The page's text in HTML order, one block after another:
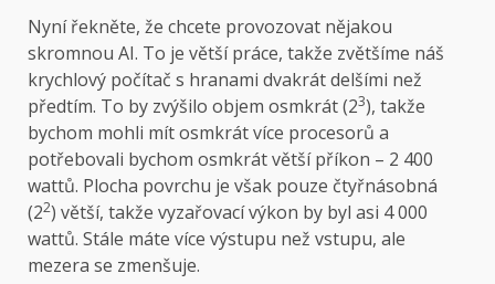
Nyní řekněte, že chcete provozovat nějakou
skromnou AI. To je větší práce, takže zvětšíme náš
krychlový počítač s hranami dvakrát delšími než
předtím. To by zvýšilo objem osmkrát (23), takže
bychom mohli mít osmkrát více procesorů a
potřebovali bychom osmkrát větší příkon – 2 400
wattů. Plocha povrchu je však pouze čtyřnásobná
(22) větší, takže vyzařovací výkon by byl asi 4 000
wattů. Stále máte více výstupu než vstupu, ale
mezera se zmenšuje.